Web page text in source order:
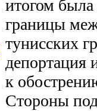
итогом
границы
тунисских
депортация
к
Стороны